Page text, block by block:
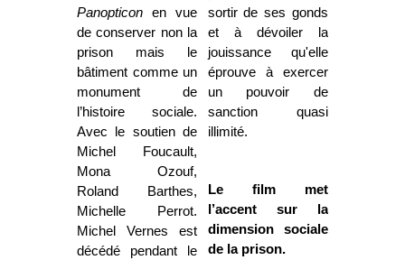
Panopticon en vue
de conserver non la
prison mais le
bâtiment comme un
monument de
l’histoire sociale.
Avec le soutien de
Michel Foucault,
Mona Ozouf,
Roland Barthes,
Michelle Perrot.
Michel Vernes est
décédé pendant le
sortir de ses gonds
et à dévoiler la
jouissance qu'elle
éprouve à exercer
un pouvoir de
sanction quasi
illimité.
Le film met
l’accent sur la
dimension sociale
de la prison.